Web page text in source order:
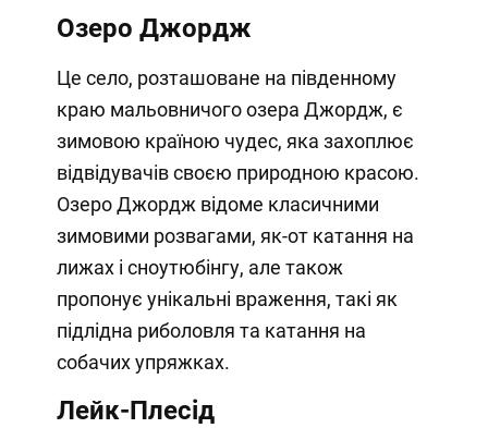
Озеро Джордж
Це село, розташоване на південному
краю мальовничого озера Джордж, є
зимовою країною чудес, яка захоплює
відвідувачів своєю природною красою.
Озеро Джордж відоме класичними
зимовими розвагами, як-от катання на
лижах і сноутюбінгу, але також
пропонує унікальні враження, такі як
підлідна риболовля та катання на
собачих упряжках.
Лейк-Плесід